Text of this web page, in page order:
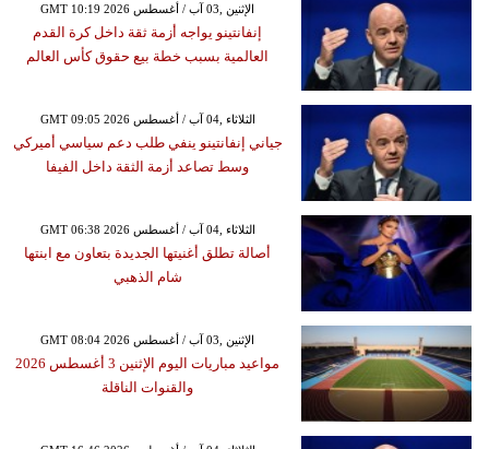
GMT 10:19 2026 الإثنين ,03 آب / أغسطس
إنفانتينو يواجه أزمة ثقة داخل كرة القدم
العالمية بسبب خطة بيع حقوق كأس العالم
GMT 09:05 2026 الثلاثاء ,04 آب / أغسطس
جياني إنفانتينو ينفي طلب دعم سياسي أميركي
وسط تصاعد أزمة الثقة داخل الفيفا
GMT 06:38 2026 الثلاثاء ,04 آب / أغسطس
أصالة تطلق أغنيتها الجديدة بتعاون مع ابنتها
شام الذهبي
GMT 08:04 2026 الإثنين ,03 آب / أغسطس
مواعيد مباريات اليوم الإثنين 3 أغسطس 2026
والقنوات الناقلة